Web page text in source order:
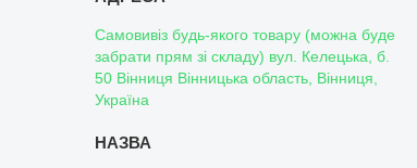
Самовивіз будь-якого товару (можна буде
забрати прям зі складу) вул. Келецька, б.
50 Вінниця Вінницька область, Вінниця,
Україна